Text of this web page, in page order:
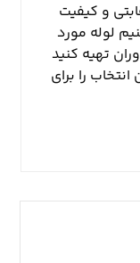
و کیفیت
لوله مورد
تهیه کنید
را برای